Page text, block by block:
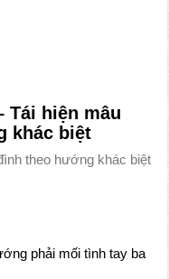
Tái hiện mâu
khác biệt
theo hướng khác biệt